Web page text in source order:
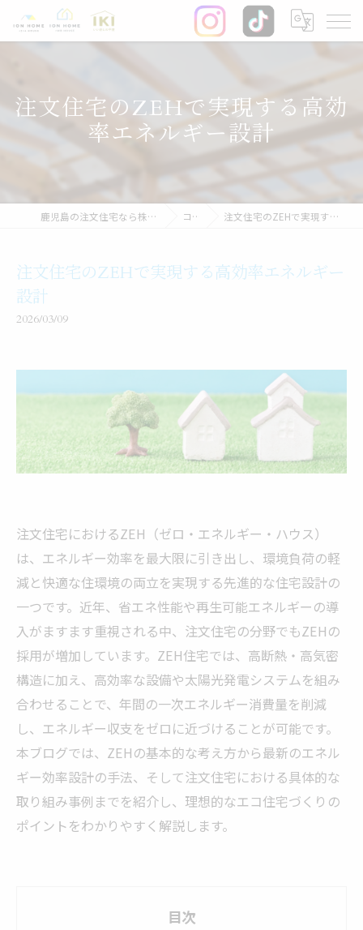
注文住宅のZEHで実現する高効
率エネルギー設計
鹿児島の注文住宅なら株式会社イオン・ホーム コラム 注文住宅のZEHで実現する高効率エネルギー設計
注文住宅のZEHで実現する高効率エネルギー
設計
2026/03/09
注文住宅におけるZEH（ゼロ・エネルギー・ハウス）
は、エネルギー効率を最大限に引き出し、環境負荷の軽
減と快適な住環境の両立を実現する先進的な住宅設計の
一つです。近年、省エネ性能や再生可能エネルギーの導
入がますます重視される中、注文住宅の分野でもZEHの
採用が増加しています。ZEH住宅では、高断熱・高気密
構造に加え、高効率な設備や太陽光発電システムを組み
合わせることで、年間の一次エネルギー消費量を削減
し、エネルギー収支をゼロに近づけることが可能です。
本ブログでは、ZEHの基本的な考え方から最新のエネル
ギー効率設計の手法、そして注文住宅における具体的な
取り組み事例までを紹介し、理想的なエコ住宅づくりの
ポイントをわかりやすく解説します。
目次